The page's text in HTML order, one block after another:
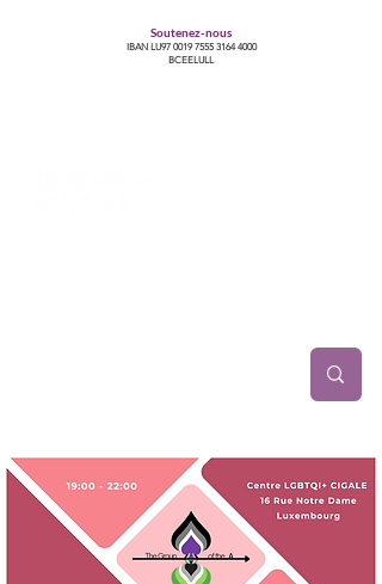
Soutenez-nous
IBAN LU97 0019 7555 3164 4000
BCEELULL